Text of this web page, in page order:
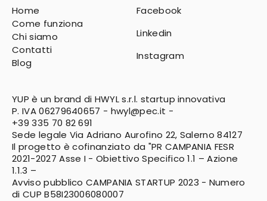
Home
Come funziona
Chi siamo
Contatti
Blog
Facebook
Linkedin
Instagram
YUP è un brand di HWYL s.r.l. startup innovativa
P. IVA 06279640657 - hwyl@pec.it -
+39 335 70 82 691
Sede legale Via Adriano Aurofino 22, Salerno 84127
Il progetto è cofinanziato da "PR CAMPANIA FESR
2021-2027 Asse I - Obiettivo Specifico 1.1 – Azione
1.1.3 –
Avviso pubblico CAMPANIA STARTUP 2023 - Numero
di CUP B58I23006080007